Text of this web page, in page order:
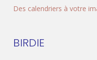
Des calendriers à votre
BIRDIE